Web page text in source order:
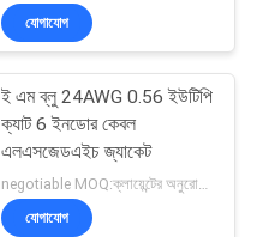
যোগাযোগ
ই এম ব্লু 24AWG 0.56 ইউটিপি
ক্যাট 6 ইনডোর কেবল
এলএসজেডএইচ জ্যাকেট
negotiable MOQ:ক্লায়েন্টের অনুরোধ হিসাবে কাস্টমাইজড টাইপ 30000 মিটার Stock
যোগাযোগ